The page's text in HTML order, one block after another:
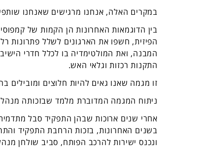
במקרים האלה, אנחנו מרגישים שאנחנו
בין הדוגמאות האחרונות הן הקמות של
הפיזית, חשפו את הארגונים לשלל פתרונות
המבנה, ואת המולטימדיה בו לכלל חדרי
התקנות רכזות וגלאי האש.
זו מגמה שאנו גאים להיות חלוצים ומובילים
ניתוח המגמה המדוברת מלמד שבזכותה מנהל
אחרי שנים ארוכות שבהן התפקיד סבל
בשנים האחרונות, בזכות הרחבת התפקיד
ונכנס ישירות להרכב הפותח, סביב שולחן